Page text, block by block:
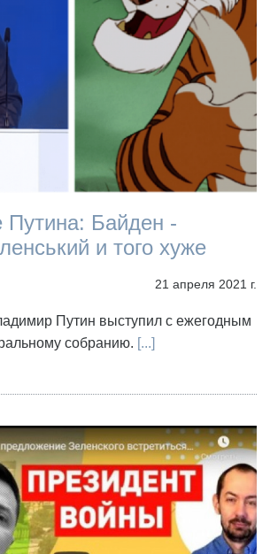
Байден -
и того хуже
21 апреля 2021 г.
Путин выступил с ежегодным
собранию. [...]